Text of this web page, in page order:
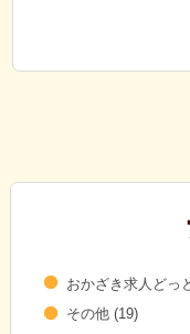
おかざき求人ど
その他(19)